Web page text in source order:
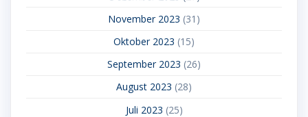
November 2023 (31)
Oktober 2023 (15)
September 2023 (26)
August 2023 (28)
Juli 2023 (25)